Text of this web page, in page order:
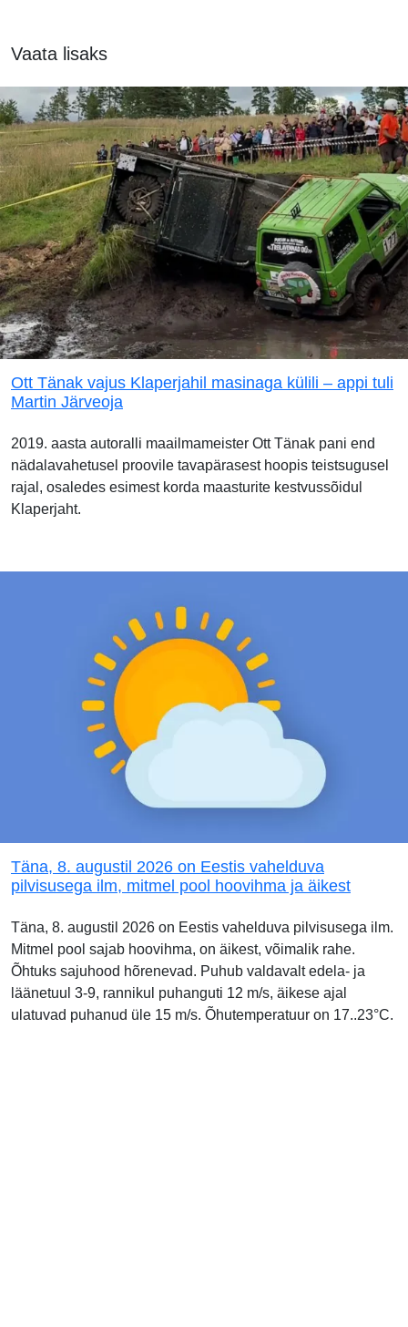
Vaata lisaks
Ott Tänak vajus Klaperjahil masinaga külili – appi tuli
Martin Järveoja
2019. aasta autoralli maailmameister Ott Tänak pani end
nädalavahetusel proovile tavapärasest hoopis teistsugusel
rajal, osaledes esimest korda maasturite kestvussõidul
Klaperjaht.
Täna, 8. augustil 2026 on Eestis vahelduva
pilvisusega ilm, mitmel pool hoovihma ja äikest
Täna, 8. augustil 2026 on Eestis vahelduva pilvisusega ilm.
Mitmel pool sajab hoovihma, on äikest, võimalik rahe.
Õhtuks sajuhood hõrenevad. Puhub valdavalt edela- ja
läänetuul 3-9, rannikul puhanguti 12 m/s, äikese ajal
ulatuvad puhanud üle 15 m/s. Õhutemperatuur on 17..23°C.